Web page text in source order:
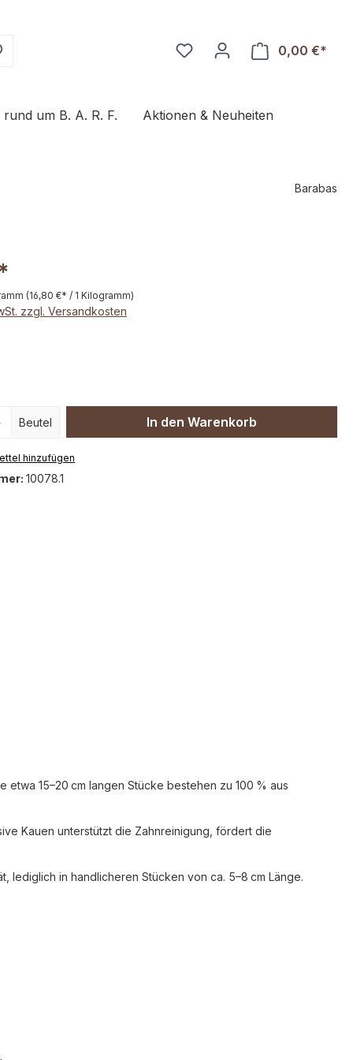
0,00 €*
rund um B. A. R. F. Aktionen & Neuheiten
Barabas
(16,80 €* / 1 Kilogramm)
zzgl. Versandkosten
Gib den gewünschten Wert
Beutel In den Warenkorb
hinzufügen
10078.1
15–20 cm langen Stücke bestehen zu 100 % aus
Kauen unterstützt die Zahnreinigung, fördert die
lediglich in handlicheren Stücken von ca. 5–8 cm Länge.